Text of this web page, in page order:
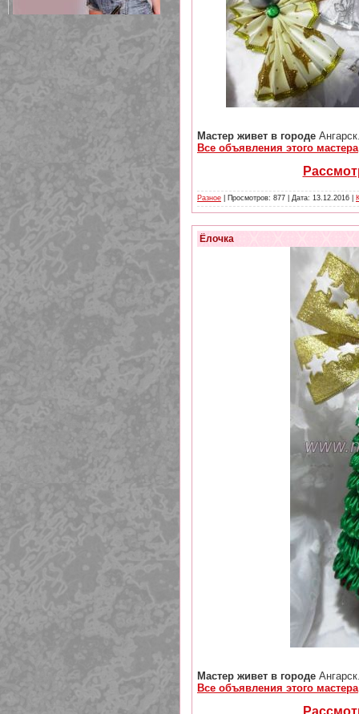
Мастер живет в городе
Все объявления этого мастера
Разное | Просмотров: 877 | Дата: 13.12.2016
Ёлочка
Мастер живет в городе
Все объявления этого мастера